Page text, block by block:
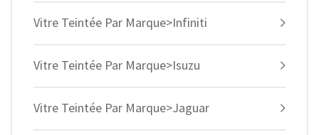
Vitre Teintée Par Marque>Infiniti
Vitre Teintée Par Marque>Isuzu
Vitre Teintée Par Marque>Jaguar